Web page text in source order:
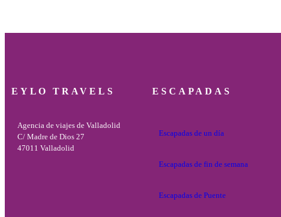
EYLO TRAVELS
Agencia de viajes de Valladolid
C/ Madre de Dios 27
47011 Valladolid
ESCAPADAS
Escapadas de un día
Escapadas de fin de semana
Escapadas de Puente